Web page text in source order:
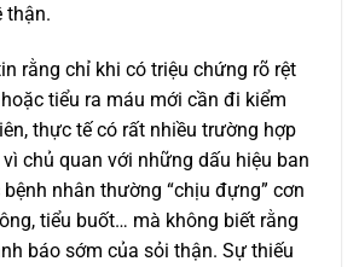
thận.
rằng chỉ khi có triệu chứng rõ rệt
tiểu ra máu mới cần đi kiểm
thực tế có rất nhiều trường hợp
chủ quan với những dấu hiệu ban
nhân thường “chịu đựng” cơn
tiểu buốt… mà không biết rằng
báo sớm của sỏi thận. Sự thiếu